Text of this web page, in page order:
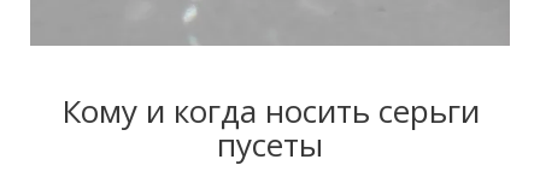
Кому и когда носить серьги
пусеты